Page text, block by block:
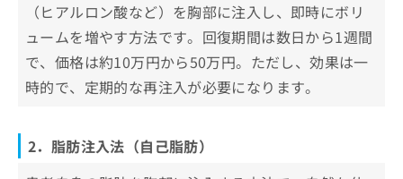
（ヒアルロン酸など）を胸部に注入し、即時にボリ
ュームを増やす方法です。回復期間は数日から1週間
で、価格は約10万円から50万円。ただし、効果は一
時的で、定期的な再注入が必要になります。
2．脂肪注入法（自己脂肪）